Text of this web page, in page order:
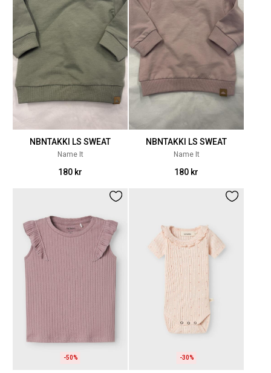
NBNTAKKI LS SWEAT
Name It
180 kr
NBNTAKKI LS SWEAT
Name It
180 kr
-50% -30%